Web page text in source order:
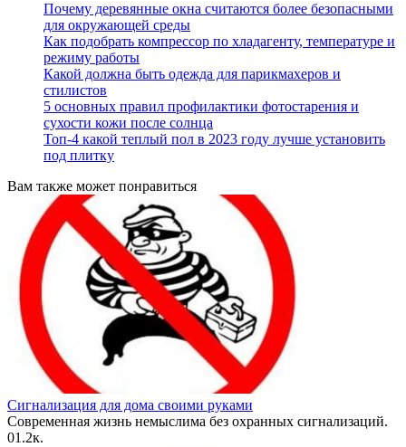
Почему деревянные окна считаются более безопасными
для окружающей среды
Как подобрать компрессор по хладагенту, температуре и
режиму работы
Какой должна быть одежда для парикмахеров и
стилистов
5 основных правил профилактики фотостарения и
сухости кожи после солнца
Топ-4 какой теплый пол в 2023 году лучше установить
под плитку
Вам также может понравиться
Сигнализация для дома своими руками
Современная жизнь немыслима без охранных сигнализаций.
01.2к.